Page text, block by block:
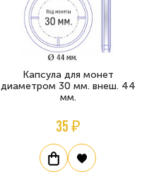
Капсула для монет
диаметром 30 мм. внеш. 44
мм.
35 ₽